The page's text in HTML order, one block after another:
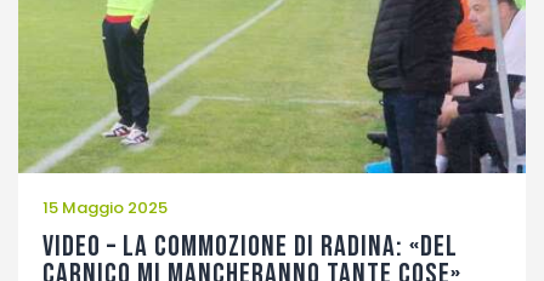
Fotogallery
15 Maggio 2025
VIDEO – La commozione di Radina: «Del